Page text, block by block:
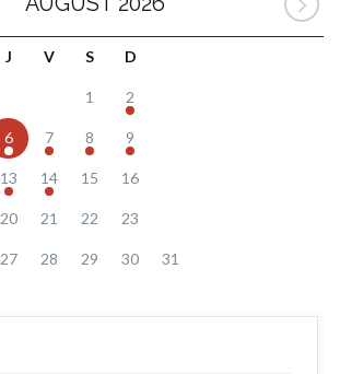
J V S D
1 2
6 7 8 9
13 14 15 16
20 21 22 23
27 28 29 30 31